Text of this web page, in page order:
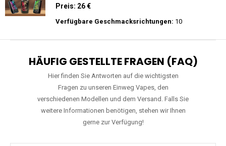
Preis: 26 €
Verfügbare Geschmacksrichtungen: 10
HÄUFIG GESTELLTE FRAGEN (FAQ)
Hier finden Sie Antworten auf die wichtigsten
Fragen zu unseren Einweg Vapes, den
verschiedenen Modellen und dem Versand. Falls Sie
weitere Informationen benötigen, stehen wir Ihnen
gerne zur Verfügung!